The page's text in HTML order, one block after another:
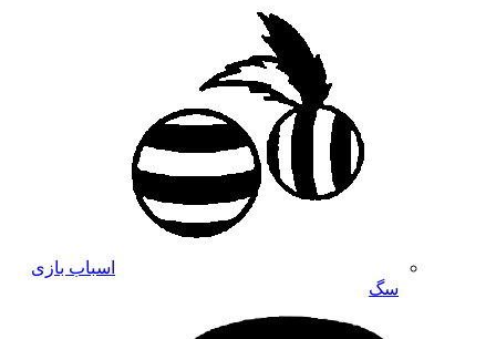
اسباب بازی
سگ